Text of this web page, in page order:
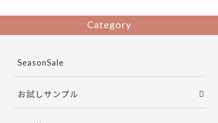
e
o
o
k
itt
Category
SeasonSale
お試しサンプル